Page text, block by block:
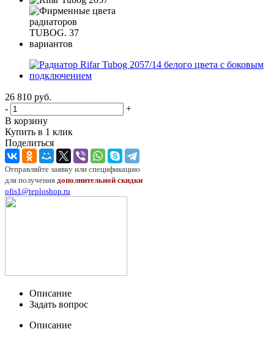
26 810 руб.
-
+
В корзину
Купить в 1 клик
Поделиться
Отправляйте заявку или спецификацию
для получения дополнительной скидки
ofis1@teploshop.ru
Описание
Задать вопрос
Описание